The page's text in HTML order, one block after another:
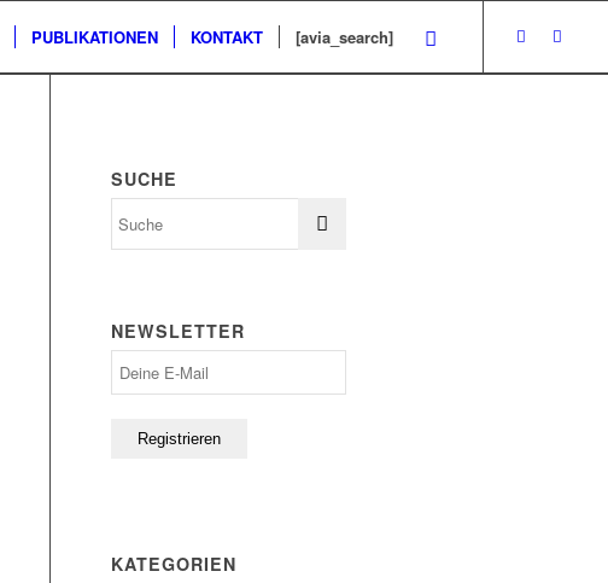
PUBLIKATIONEN KONTAKT [avia_search]
SUCHE
NEWSLETTER
KATEGORIEN